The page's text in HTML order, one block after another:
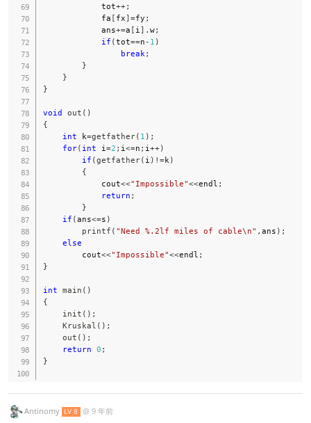
            tot
++;
            fa
[ fx]=fy ;
            ans
+=a [ i ] . w;
if (tot==n - 1 )
break ;
}
}
}
void out ( )
{
int k=getfather( 1 ) ;
for( int i =2 ; i <=n ; i ++)
if (getfather( i ) !=k )
{
            cout
<<"Impossible"<<endl ;
return ;
}
if (ans<=s )
printf ( "Need %.2lf miles of cable\n" , ans ) ;
else
        cout
<<"Impossible"<<endl ;
}
int main ( )
{
init ( ) ;
Kruskal ( ) ;
out ( ) ;
return 0 ;
}
Antinomy LV 8 @ 9 年前